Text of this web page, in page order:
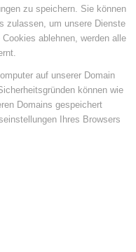
zu speichern. Sie können
zulassen, um unsere Dienste
ablehnen, werden alle
auf unserer Domain
können wie
Domains gespeichert
Ihres Browsers